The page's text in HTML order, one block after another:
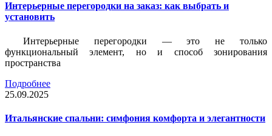
Интерьерные перегородки на заказ: как выбрать и
установить
Интерьерные перегородки — это не только
функциональный элемент, но и способ зонирования
пространства
Подробнее
25.09.2025
Итальянские спальни: симфония комфорта и элегантности